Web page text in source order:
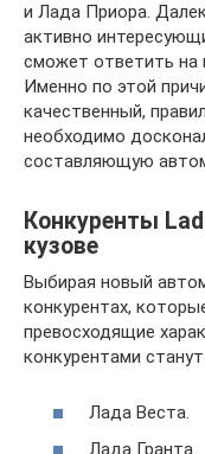
и Лада Приора.
активно
сможет ответить на
Именно по этой
качественный,
необходимо
составляющую
Конкуренты
кузове
Выбирая новый
конкурентах,
превосходящие
конкурентами
Лада Веста.
Лада Гранта.